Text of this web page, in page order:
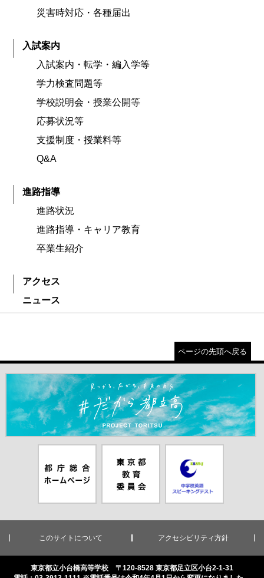
災害時対応・各種届出
入試案内
入試案内・転学・編入学等
学力検査問題等
学校説明会・授業公開等
応募状況等
支援制度・授業料等
Q&A
進路指導
進路状況
進路指導・キャリア教育
卒業生紹介
アクセス
ニュース
ページの先頭へ戻る
＃だから都立高（別ウインドウが開きます）
ムページ（別
ウインドウが
員会（別ウイ
ンドウが開き
ピーキングテ
スト（別ウイ
ンドウが開き
このサイトについて アクセシビリティ方針
東京都立小台橋高等学校 〒120-8528 東京都足立区小台2-1-31